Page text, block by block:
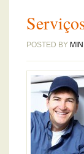
POSTED BY